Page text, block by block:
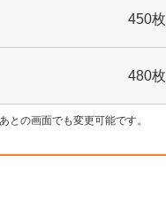
450枚
480枚
との画面でも変更可能です。